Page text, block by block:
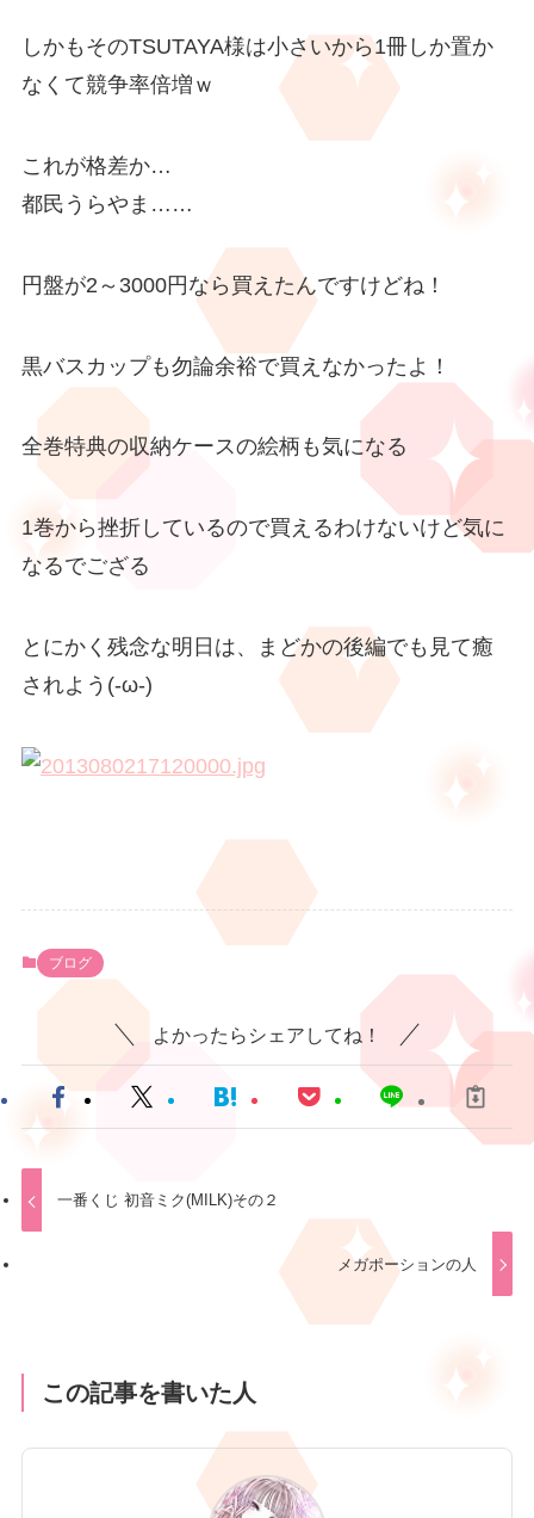
しかもそのTSUTAYA様は小さいから1冊しか置か
なくて競争率倍増ｗ
これが格差か…
都民うらやま……
円盤が2～3000円なら買えたんですけどね！
黒バスカップも勿論余裕で買えなかったよ！
全巻特典の収納ケースの絵柄も気になる
1巻から挫折しているので買えるわけないけど気に
なるでござる
とにかく残念な明日は、まどかの後編でも見て癒
されよう(-ω-)
ブログ
よかったらシェアしてね！
一番くじ 初音ミク(MILK)その２
メガポーションの人
この記事を書いた人